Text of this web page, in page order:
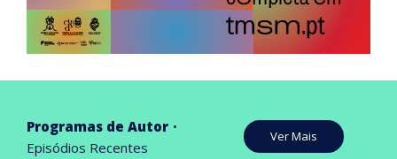
Programas de Autor
Episódios Recentes
Ver Mais